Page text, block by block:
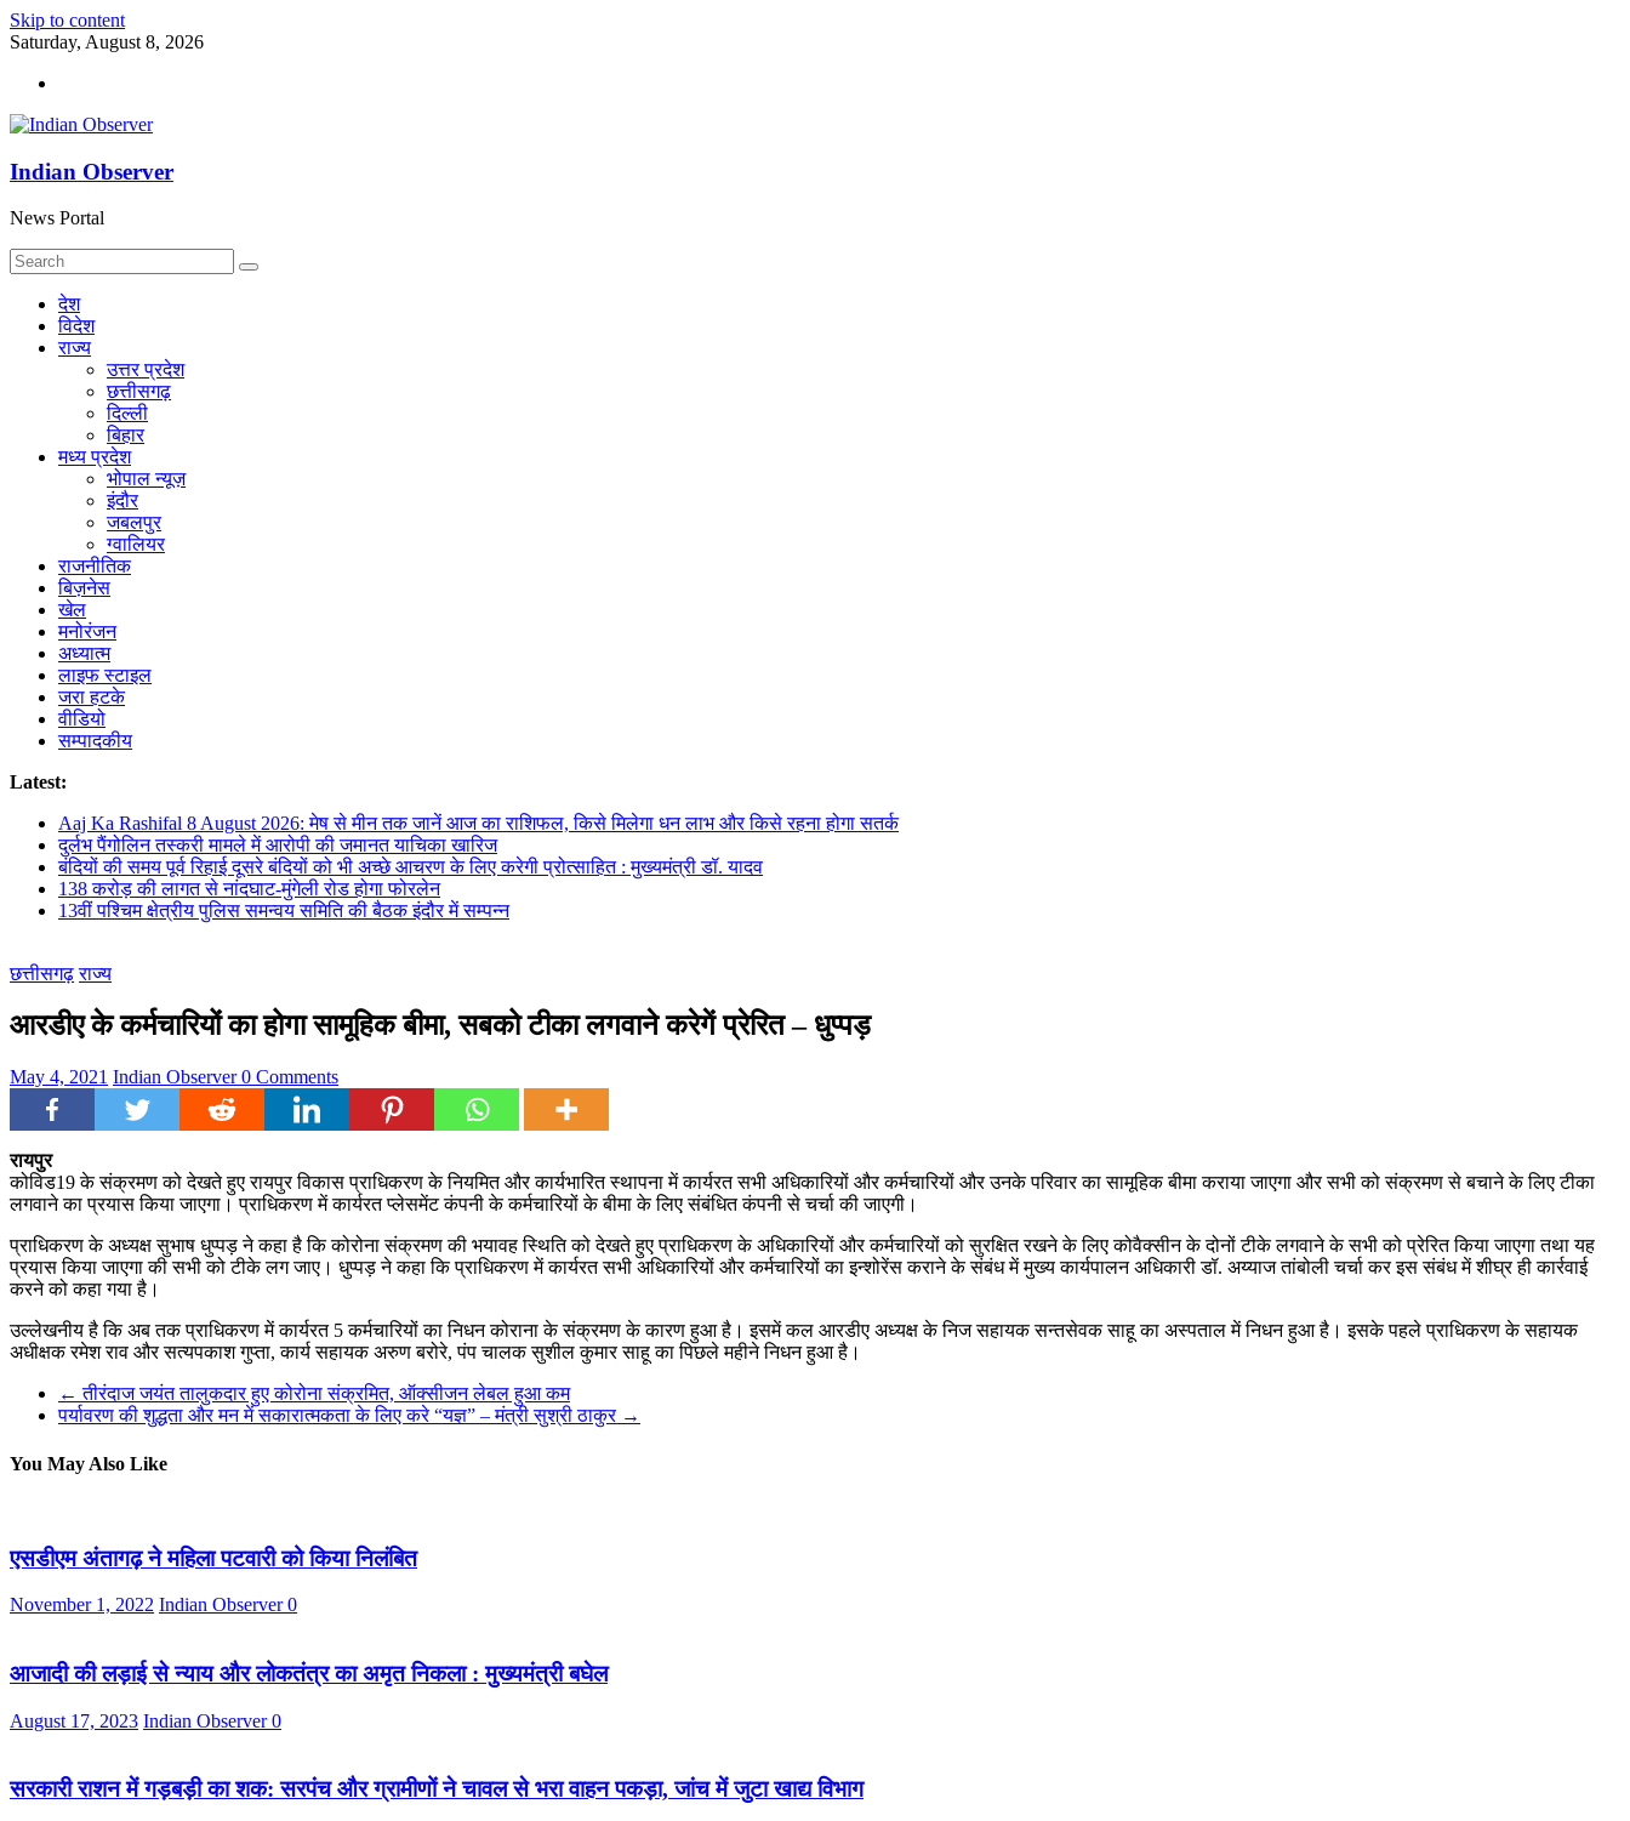
Skip to content
Saturday, August 8, 2026
Indian Observer
News Portal
देश
विदेश
राज्य
उत्तर प्रदेश
छत्तीसगढ़
दिल्ली
बिहार
मध्य प्रदेश
भोपाल न्यूज़
इंदौर
जबलपुर
ग्वालियर
राजनीतिक
बिज़नेस
खेल
मनोरंजन
अध्यात्म
लाइफ स्टाइल
जरा हटके
वीडियो
सम्पादकीय
Latest:
Aaj Ka Rashifal 8 August 2026: मेष से मीन तक जानें आज का राशिफल, किसे मिलेगा धन लाभ और किसे रहना होगा सतर्क
दुर्लभ पैंगोलिन तस्करी मामले में आरोपी की जमानत याचिका खारिज
बंदियों की समय पूर्व रिहाई दूसरे बंदियों को भी अच्छे आचरण के लिए करेगी प्रोत्साहित : मुख्यमंत्री डॉ. यादव
138 करोड़ की लागत से नांदघाट-मुंगेली रोड होगा फोरलेन
13वीं पश्चिम क्षेत्रीय पुलिस समन्वय समिति की बैठक इंदौर में सम्पन्न
छत्तीसगढ़ राज्य
आरडीए के कर्मचारियों का होगा सामूहिक बीमा, सबको टीका लगवाने करेगें प्रेरित – धुप्पड़
May 4, 2021 Indian Observer0 Comments
रायपुर
कोविड19 के संक्रमण को देखते हुए रायपुर विकास प्राधिकरण के नियमित और कार्यभारित स्थापना में कार्यरत सभी अधिकारियों और कर्मचारियों और उनके परिवार का सामूहिक बीमा कराया जाएगा और सभी को संक्रमण से बचाने के लिए टीका
लगवाने का प्रयास किया जाएगा। प्राधिकरण में कार्यरत प्लेसमेंट कंपनी के कर्मचारियों के बीमा के लिए संबंधित कंपनी से चर्चा की जाएगी।
प्राधिकरण के अध्यक्ष सुभाष धुप्पड़ ने कहा है कि कोरोना संक्रमण की भयावह स्थिति को देखते हुए प्राधिकरण के अधिकारियों और कर्मचारियों को सुरक्षित रखने के लिए कोवैक्सीन के दोनों टीके लगवाने के सभी को प्रेरित किया जाएगा तथा यह
प्रयास किया जाएगा की सभी को टीके लग जाए। धुप्पड़ ने कहा कि प्राधिकरण में कार्यरत सभी अधिकारियों और कर्मचारियों का इन्शोरेंस कराने के संबंध में मुख्य कार्यपालन अधिकारी डॉ. अय्याज तांबोली चर्चा कर इस संबंध में शीघ्र ही कार्रवाई
करने को कहा गया है।
उल्लेखनीय है कि अब तक प्राधिकरण में कार्यरत 5 कर्मचारियों का निधन कोराना के संक्रमण के कारण हुआ है। इसमें कल आरडीए अध्यक्ष के निज सहायक सन्तसेवक साहू का अस्पताल में निधन हुआ है। इसके पहले प्राधिकरण के सहायक
अधीक्षक रमेश राव और सत्यपकाश गुप्ता, कार्य सहायक अरुण बरोरे, पंप चालक सुशील कुमार साहू का पिछले महीने निधन हुआ है।
← तीरंदाज जयंत तालुकदार हुए कोरोना संक्रमित, ऑक्सीजन लेबल हुआ कम
पर्यावरण की शुद्धता और मन में सकारात्मकता के लिए करे “यज्ञ” – मंत्री सुश्री ठाकुर →
You May Also Like
एसडीएम अंतागढ़ ने महिला पटवारी को किया निलंबित
November 1, 2022 Indian Observer0
आजादी की लड़ाई से न्याय और लोकतंत्र का अमृत निकला : मुख्यमंत्री बघेल
August 17, 2023 Indian Observer0
सरकारी राशन में गड़बड़ी का शक: सरपंच और ग्रामीणों ने चावल से भरा वाहन पकड़ा, जांच में जुटा खाद्य विभाग